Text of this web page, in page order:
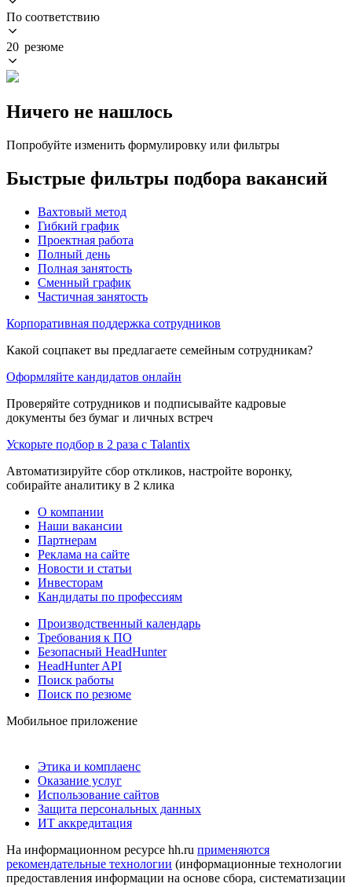
По соответствию
20 резюме
Ничего не нашлось
Попробуйте изменить формулировку или фильтры
Быстрые фильтры подбора вакансий
Вахтовый метод
Гибкий график
Проектная работа
Полный день
Полная занятость
Сменный график
Частичная занятость
Корпоративная поддержка сотрудников
Какой соцпакет вы предлагаете семейным сотрудникам?
Оформляйте кандидатов онлайн
Проверяйте сотрудников и подписывайте кадровые
документы без бумаг и личных встреч
Ускорьте подбор в 2 раза с Talantix
Автоматизируйте сбор откликов, настройте воронку,
собирайте аналитику в 2 клика
О компании
Наши вакансии
Партнерам
Реклама на сайте
Новости и статьи
Инвесторам
Кандидаты по профессиям
Производственный календарь
Требования к ПО
Безопасный HeadHunter
HeadHunter API
Поиск работы
Поиск по резюме
Мобильное приложение
Этика и комплаенс
Оказание услуг
Использование сайтов
Защита персональных данных
ИТ аккредитация
На информационном ресурсе hh.ru применяются
рекомендательные технологии (информационные технологии
предоставления информации на основе сбора, систематизации